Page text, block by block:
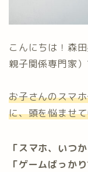
こんにちは！森
親子関係専門家）
お子さんのスマ
に、頭を悩ませ
「スマホ、いつ
「ゲームばっか